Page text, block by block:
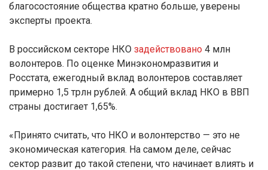
благосостояние общества кратно больше, уверены
эксперты проекта.
В российском секторе НКО задействовано 4 млн
волонтеров. По оценке Минэкономразвития и
Росстата, ежегодный вклад волонтеров составляет
примерно 1,5 трлн рублей. А общий вклад НКО в ВВП
страны достигает 1,65%.
«Принято считать, что НКО и волонтерство — это не
экономическая категория. На самом деле, сейчас
сектор развит до такой степени, что начинает влиять и